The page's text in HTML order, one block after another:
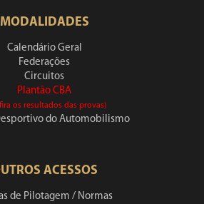
MODALIDADES
Calendário Geral
Federações
Circuitos
Plantão CBA
os resultados das provas)
do Automobilismo
ACESSOS
de Pilotagem / Normas